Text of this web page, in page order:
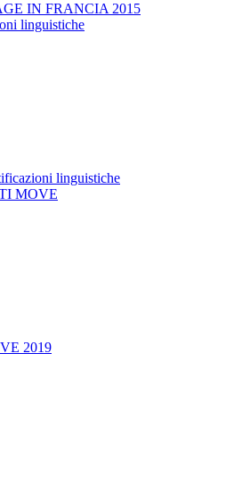
IN FRANCIA 2015
linguistiche
linguistiche
MOVE
2019